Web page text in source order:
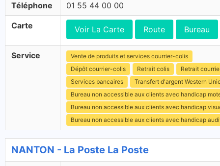
Téléphone 01 55 44 00 00
Carte Voir La Carte Route Bureau
Service
Vente de produits et services courrier-colis
Dépôt courrier-colis
Retrait colis
Retrait
Services bancaires
Transfert d'argent Western
Bureau non accessible aux clients avec handicap
Bureau non accessible aux clients avec handicap
Bureau non accessible aux clients avec handicap
NANTON - La Poste La Poste